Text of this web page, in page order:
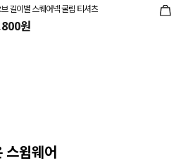
브 길이별 스퀘어넥 굴림 티셔츠
원
스윔웨어